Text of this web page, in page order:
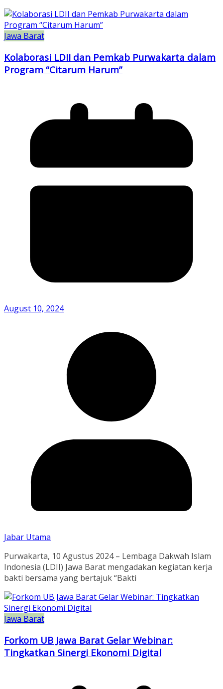
Jawa Barat
Kolaborasi LDII dan Pemkab Purwakarta dalam
Program “Citarum Harum”
August 10, 2024
Jabar Utama
Purwakarta, 10 Agustus 2024 – Lembaga Dakwah Islam
Indonesia (LDII) Jawa Barat mengadakan kegiatan kerja
bakti bersama yang bertajuk “Bakti
Jawa Barat
Forkom UB Jawa Barat Gelar Webinar:
Tingkatkan Sinergi Ekonomi Digital